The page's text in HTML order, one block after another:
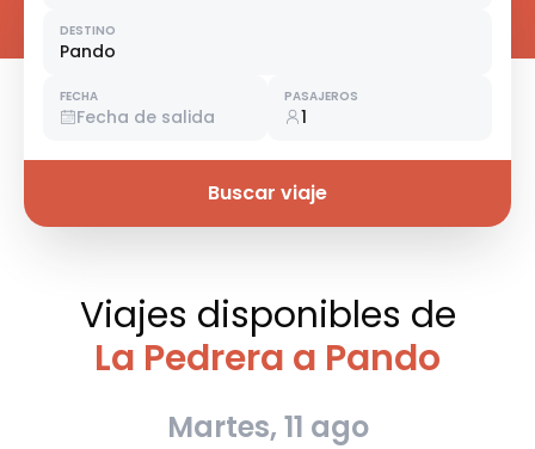
DESTINO
Pando
FECHA
Fecha de salida
PASAJEROS
1
Buscar viaje
Viajes disponibles de
La Pedrera a Pando
Martes, 11 ago